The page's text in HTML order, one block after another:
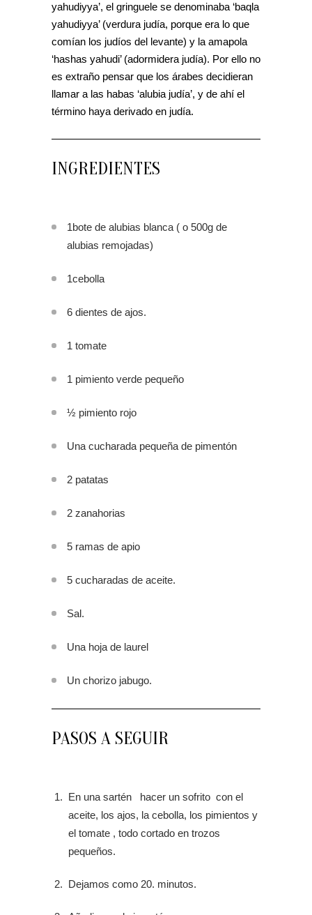
yahudiyya’, el gringuele se denominaba ‘baqla
yahudiyya’ (verdura judía, porque era lo que
comían los judíos del levante) y la amapola
‘hashas yahudi’ (adormidera judía). Por ello no
es extraño pensar que los árabes decidieran
llamar a las habas ‘alubia judía’, y de ahí el
término haya derivado en judía.
INGREDIENTES
1bote de alubias blanca ( o 500g de
alubias remojadas)
1cebolla
6 dientes de ajos.
1 tomate
1 pimiento verde pequeño
½ pimiento rojo
Una cucharada pequeña de pimentón
2 patatas
2 zanahorias
5 ramas de apio
5 cucharadas de aceite.
Sal.
Una hoja de laurel
Un chorizo jabugo.
PASOS A SEGUIR
En una sartén hacer un sofrito con el
aceite, los ajos, la cebolla, los pimientos y
el tomate , todo cortado en trozos
pequeños.
Dejamos como 20. minutos.